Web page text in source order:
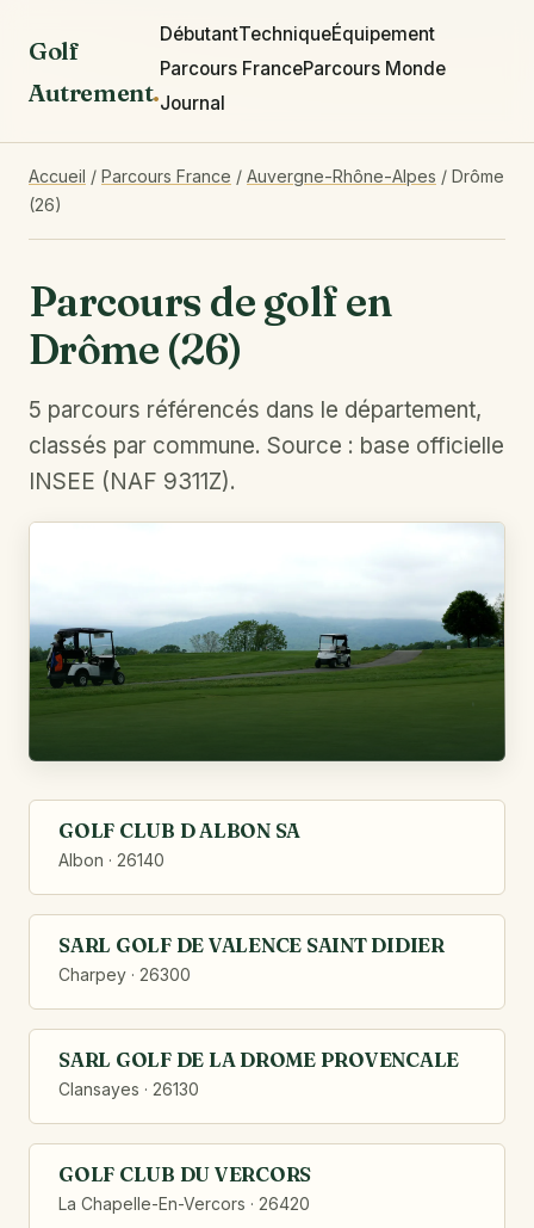
Golf
Autrement.
DébutantTechniqueÉquipement
Parcours FranceParcours Monde
Journal
Accueil / Parcours France / Auvergne-Rhône-Alpes / Drôme
(26)
Parcours de golf en
Drôme (26)
5 parcours référencés dans le département,
classés par commune. Source : base officielle
INSEE (NAF 9311Z).
GOLF CLUB D ALBON SA
Albon · 26140
SARL GOLF DE VALENCE SAINT DIDIER
Charpey · 26300
SARL GOLF DE LA DROME PROVENCALE
Clansayes · 26130
GOLF CLUB DU VERCORS
La Chapelle-En-Vercors · 26420